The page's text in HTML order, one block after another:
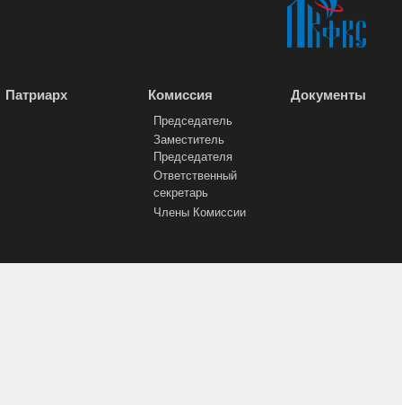
Патриарх Комиссия
Председатель
Заместитель
Председателя
Ответственный
секретарь
Члены Комиссии
Документы